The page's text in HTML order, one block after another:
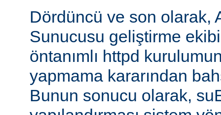
Dördüncü ve son olarak,
Sunucusu geliştirme
öntanımlı httpd
yapmama kararından
Bunun sonucu olarak,